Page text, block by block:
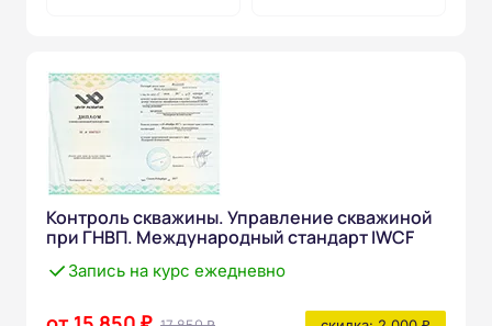
Контроль скважины. Управление скважиной
при ГНВП. Международный стандарт IWCF
Запись на курс ежедневно